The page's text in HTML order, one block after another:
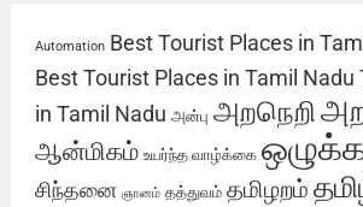
Automation Best Tourist Places in
Best Tourist Places in Tamil Nadu
in Tamil Nadu அன்பு அறநெறி
ஆன்மிகம் உயர்ந்த வாழ்க்கை
சிந்தனை ஞானம் தத்துவம் தமிழறம்